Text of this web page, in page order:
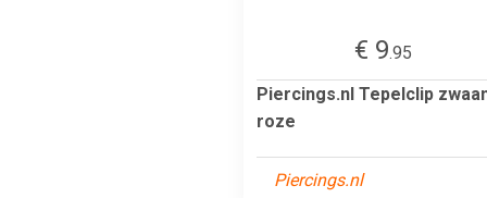
€ 9.95
Piercings.nl Tepelclip
roze
Piercings.nl